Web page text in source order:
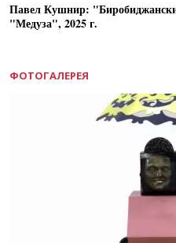
Павел Кушнир:
"Медуза", 2025 г.
ФОТОГАЛЕРЕЯ